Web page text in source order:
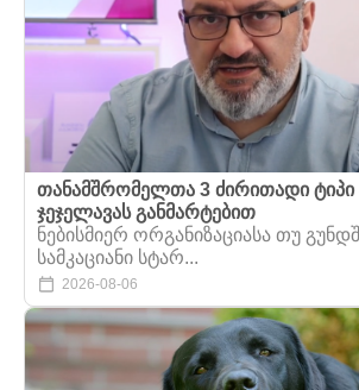
თანამშრომელთა 3 ძირითადი
ჯეჯელავას განმარტებით
ნებისმიერ ორგანიზაციასა თუ
სამკაციანი სტარ...
2026-08-06